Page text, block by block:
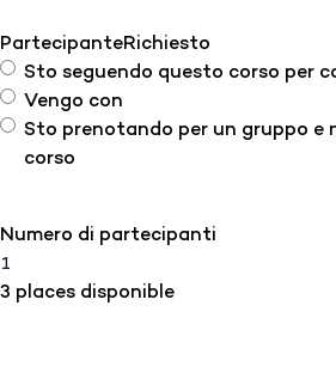
PartecipanteRichiesto
Sto seguendo questo corso per
Vengo con
Sto prenotando per un gruppo e
corso
Numero di partecipanti
3 places disponible